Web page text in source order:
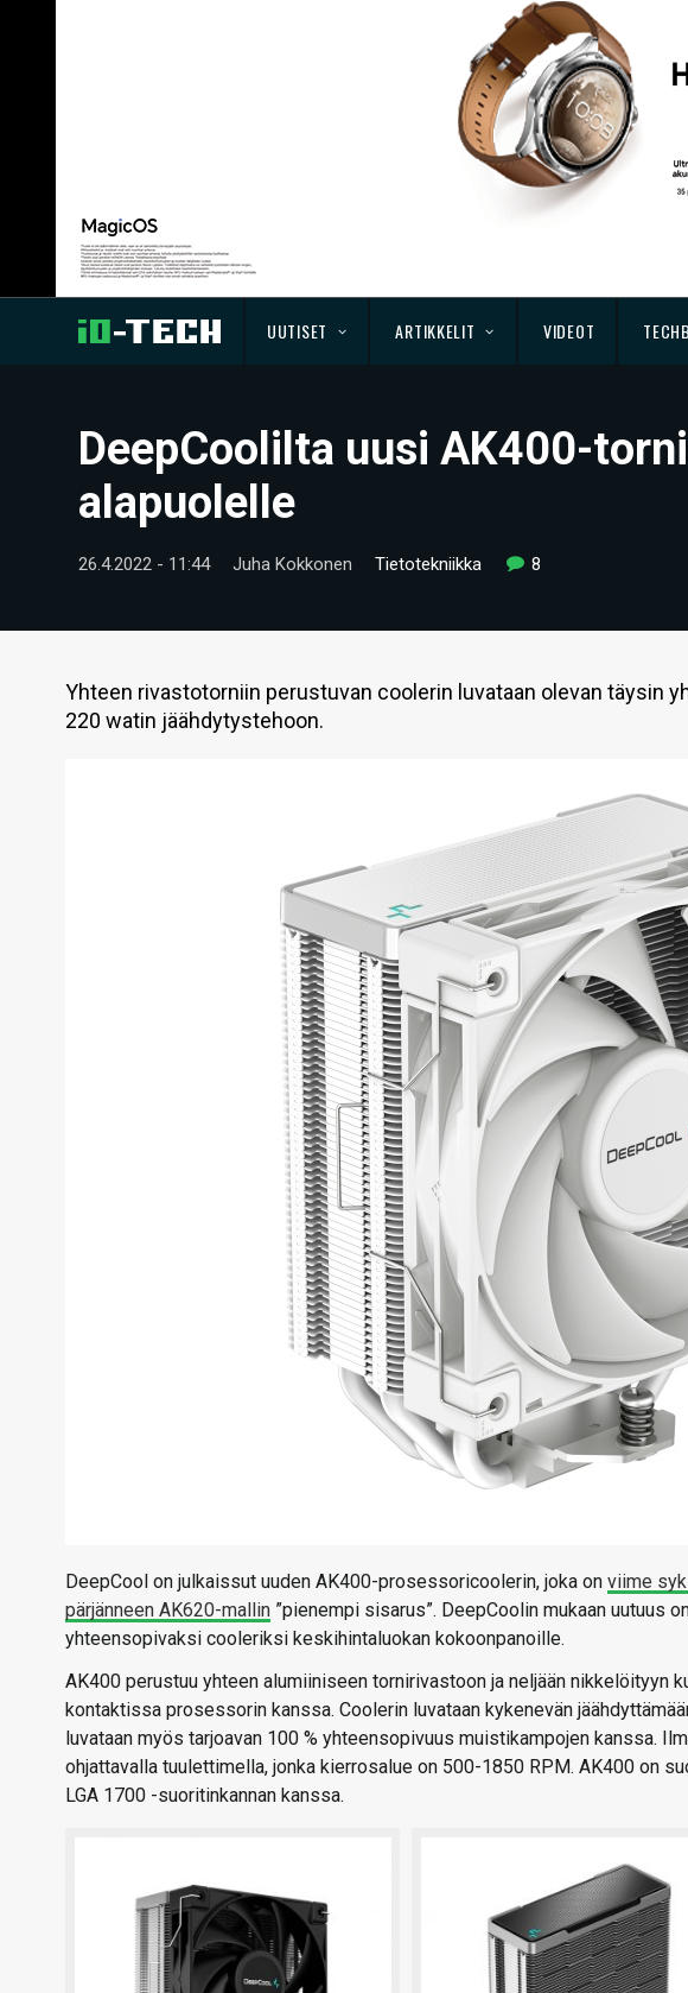
UUTISET ARTIKKELIT VIDEOT
DeepCoolilta uusi AK400-
alapuolelle
26.4.2022 - 11:44 Juha Kokkonen Tietotekniikka 8
Yhteen rivastotorniin perustuvan coolerin luvataan olevan täysin
220 watin jäähdytystehoon.
DeepCool on julkaissut uuden AK400-prosessoricoolerin, joka on viime
pärjänneen AK620-mallin ”pienempi sisarus”. DeepCoolin mukaan uutuus
yhteensopivaksi cooleriksi keskihintaluokan kokoonpanoille.
AK400 perustuu yhteen alumiiniseen tornirivastoon ja neljään nikkelöityyn
kontaktissa prosessorin kanssa. Coolerin luvataan kykenevän
luvataan myös tarjoavan 100 % yhteensopivuus muistikampojen kanssa.
ohjattavalla tuulettimella, jonka kierrosalue on 500-1850 RPM. AK400 on
LGA 1700 -suoritinkannan kanssa.